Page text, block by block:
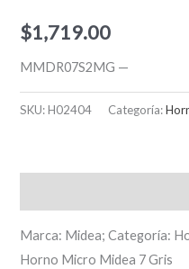
$1,719.00
MMDR07S2MG —
SKU:H02404 Categoría:
Marca: Midea; Categoría:
Horno Micro Midea 7 Gris